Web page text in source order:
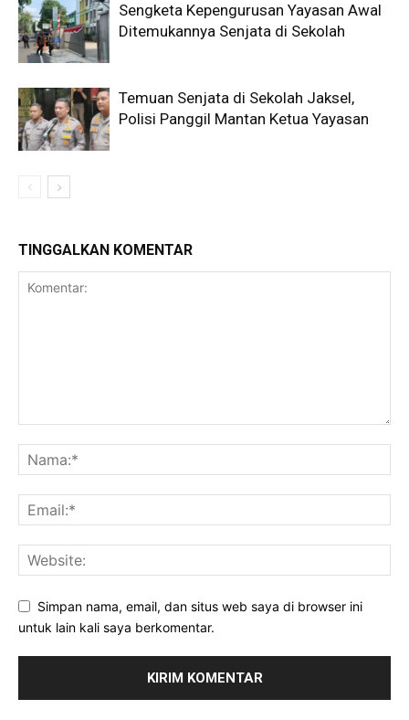
Sengketa Kepengurusan Yayasan Awal
Ditemukannya Senjata di Sekolah
Temuan Senjata di Sekolah Jaksel,
Polisi Panggil Mantan Ketua Yayasan
TINGGALKAN KOMENTAR
Simpan nama, email, dan situs web saya di browser ini
untuk lain kali saya berkomentar.